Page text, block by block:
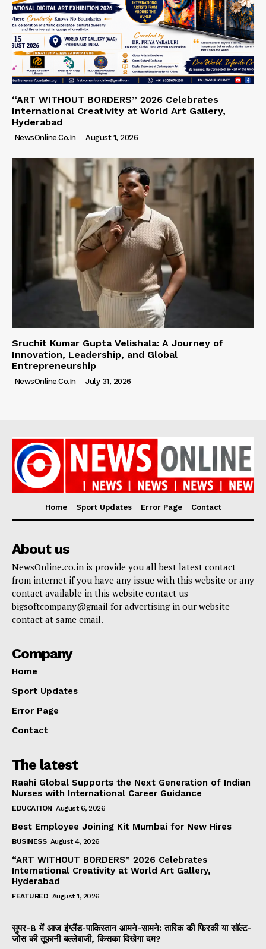
“ART WITHOUT BORDERS” 2026 Celebrates
International Creativity at World Art Gallery,
Hyderabad
NewsOnline.co.in - August 1, 2026
Sruchit Kumar Gupta Velishala: A Journey of
Innovation, Leadership, and Global
Entrepreneurship
NewsOnline.co.in - July 31, 2026
Home Sport Updates Error Page Contact
About us
NewsOnline.co.in is provide you all best latest contact
from internet if you have any issue with this website or any
contact available in this website contact us
bigsoftcompany@gmail for advertising in our website
contact at same email.
Company
Home
Sport Updates
Error Page
Contact
The latest
Raahi Global Supports the Next Generation of Indian
Nurses with International Career Guidance
EDUCATION August 6, 2026
Best Employee Joining Kit Mumbai for New Hires
BUSINESS August 4, 2026
“ART WITHOUT BORDERS” 2026 Celebrates
International Creativity at World Art Gallery,
Hyderabad
FEATURED August 1, 2026
सुपर-8 में आज इंग्लैंड-पाकिस्तान आमने-सामने: तारिक की फिरकी या सॉल्ट-
जोस की तूफानी बल्लेबाजी, किसका दिखेगा दम?